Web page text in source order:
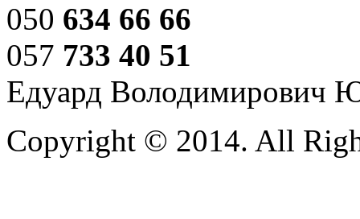
050 634 66 66
057 733 40 51
Едуард Володимирович
Copyright © 2014. All